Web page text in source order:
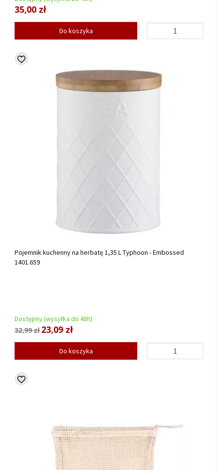
35,00 zł
Do koszyka
Pojemnik kuchenny na herbatę 1,35 L Typhoon - Embossed
1401.659
Dostępny (wysyłka do 48h)
32,99 zł23,09 zł
Do koszyka